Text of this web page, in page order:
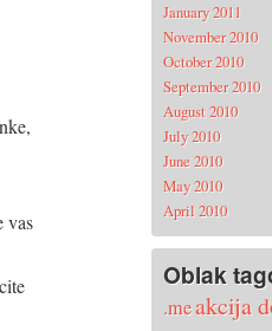
vas
January 2011
November 2010
October 2010
September 2010
August 2010
July 2010
June 2010
May 2010
April 2010
Oblak
.meakcija